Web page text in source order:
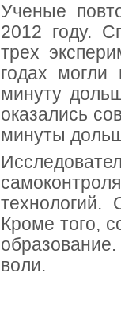
Ученые
2012 году.
трех
годах могли
минуту
оказались
минуты
технологий.
Кроме того,
воли.